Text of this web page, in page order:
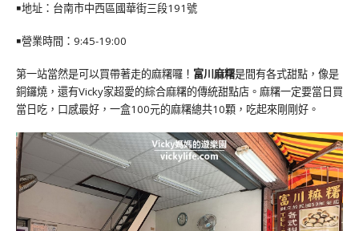
￭地址：台南市中西區國華街三段191號
￭營業時間：9:45-19:00
第一站當然是可以買帶著走的麻糬囉！ 富川麻糬是間有各式甜點，像是
銅鑼燒，還有Vicky家超愛的綜合麻糬的傳統甜點店。麻糬一定要當日買
當日吃，口感最好，一盒100元的麻糬總共10顆，吃起來剛剛好。